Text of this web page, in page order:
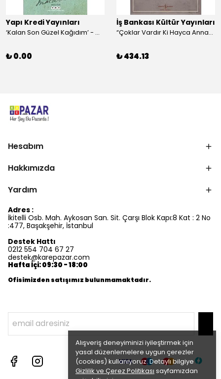
Alışveriş deneyiminizi iyileştirmek için
yasal düzenlemelere uygun çerezler
(cookies) kullanıyoruz. Detaylı bilgiye
Gizlilik ve Çerez Politikası sayfamızdan
Yapı Kredi Yayınları
‘Kalan Son Güzel Kağıdım’ - Marcel Proust
₺ 0.00
İş Bankası Kültür Yayınları
“Çoklar Vardır Ki Hayca Annamazlar!” - Gazanfer İbar
₺ 434.13
Hesabım
Hakkımızda
Yardım
Adres :
İkitelli Osb. Mah. Aykosan San. Sit. Çarşı Blok Kapı:8 Kat : 2 No
:477, Başakşehir, İstanbul
Destek Hattı
0212 554 704 67 27
destek@karepazar.com
Hafta İçi: 09:30 - 18:00
Ofisimizden satışımız bulunmamaktadır.